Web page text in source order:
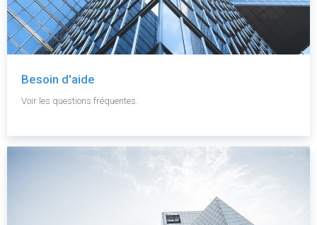
Besoin d'aide
Voir les questions fréquentes.